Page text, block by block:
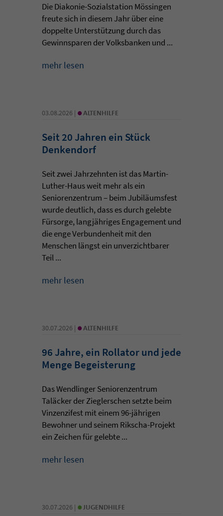
Die Diakonie-Sozialstation Mössingen
freute sich in diesem Jahr über eine
doppelte Unterstützung durch das
Gewinnsparen der Volksbanken und ...
mehr lesen
03.08.2026 | • ALTENHILFE
Seit 20 Jahren ein Stück
Denkendorf
Seit zwei Jahrzehnten ist das Martin-
Luther-Haus weit mehr als ein
Seniorenzentrum – beim Jubiläumsfest
wurde deutlich, dass es durch gelebte
Fürsorge, langjähriges Engagement und
die enge Verbundenheit mit den
Menschen längst ein unverzichtbarer
Teil ...
mehr lesen
30.07.2026 | • ALTENHILFE
96 Jahre, ein Rollator und jede
Menge Begeisterung
Das Wendlinger Seniorenzentrum
Taläcker der Zieglerschen setzte beim
Vinzenzifest mit einem 96-jährigen
Bewohner und seinem Rikscha-Projekt
ein Zeichen für gelebte ...
mehr lesen
30.07.2026 | • JUGENDHILFE